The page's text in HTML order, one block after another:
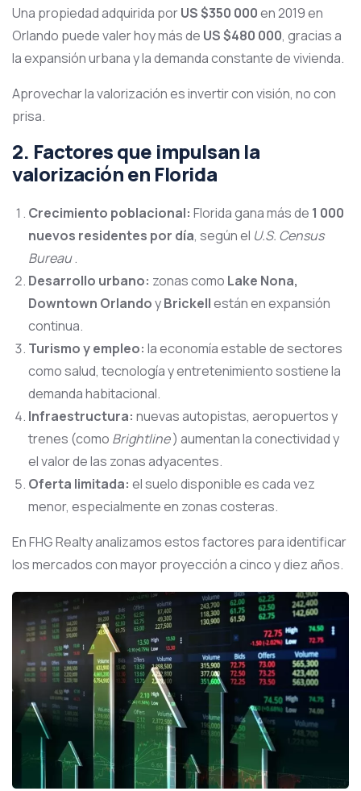
Una propiedad adquirida porUS $350 000en 2019 en
Orlando puede valer hoy más de US $480 000, gracias a
la expansión urbana y la demanda constante de vivienda.
Aprovechar la valorización es invertir con visión, no con
prisa.
2. Factores que impulsan la
valorización en Florida
Crecimiento poblacional: Florida gana más de 1 000
nuevos residentes por día, según el U.S. Census
Bureau.
Desarrollo urbano: zonas como Lake Nona,
Downtown OrlandoyBrickellestán en expansión
continua.
Turismo y empleo: la economía estable de sectores
como salud, tecnología y entretenimiento sostiene la
demanda habitacional.
Infraestructura: nuevas autopistas, aeropuertos y
trenes (como Brightline) aumentan la conectividad y
el valor de las zonas adyacentes.
Oferta limitada: el suelo disponible es cada vez
menor, especialmente en zonas costeras.
En FHG Realty analizamos estos factores para identificar
los mercados con mayor proyección a cinco y diez años.